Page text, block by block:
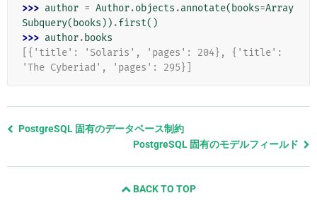
>>> author = Author.objects .annotate( books=Array
Subquery( books )) .first()
>>> author. books
[{'title': 'Solaris', 'pages': 204}, {'title':
'The Cyberiad', 'pages': 295}]
前 PostgreSQL 固有のデータベース制約
PostgreSQL 固有のモデルフィールド
BACK TO TOP